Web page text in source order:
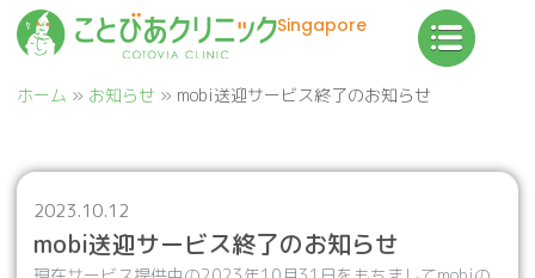
Singapore
ホーム » お知らせ » mobi送迎サービス終了のお知らせ
2023.10.12
mobi送迎サービス終了のお知らせ